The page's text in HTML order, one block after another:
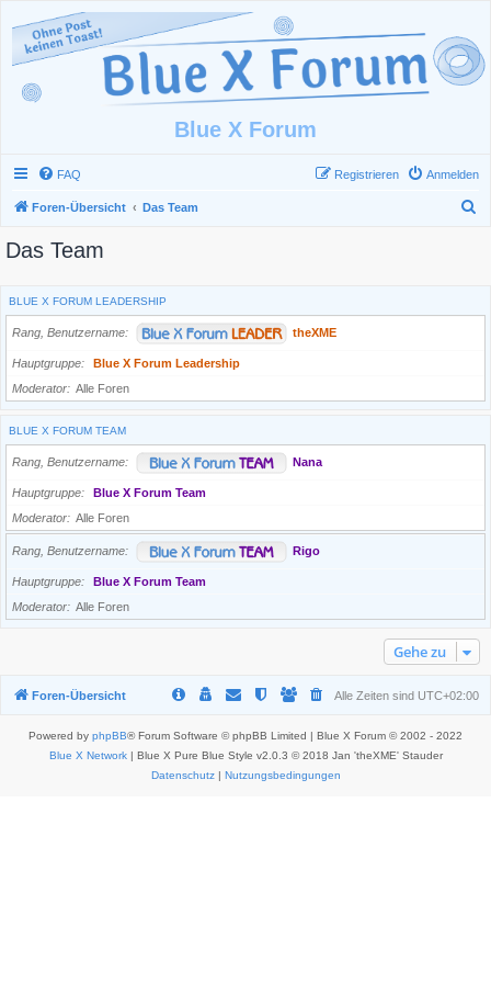
Blue X Forum
FAQ Anmelden
Registrieren
Foren-Übersicht Das Team
Das Team
BLUE X FORUM LEADERSHIP
Rang, Benutzername theXME
Hauptgruppe
Blue X Forum Leadership
Moderator
Alle Foren
BLUE X FORUM TEAM
Rang, Benutzername Nana
Hauptgruppe
Blue X Forum Team
Moderator
Alle Foren
Rang, Benutzername Rigo
Hauptgruppe
Blue X Forum Team
Moderator
Alle Foren
Gehe zu
Foren-Übersicht Alle Zeiten sind UTC+02:00
Powered by phpBB® Forum Software © phpBB Limited | Blue X Forum © 2002 - 2022
Blue X Network| Blue X Pure Blue Style v2.0.3 © 2018 Jan 'theXME' Stauder
Datenschutz| Nutzungsbedingungen